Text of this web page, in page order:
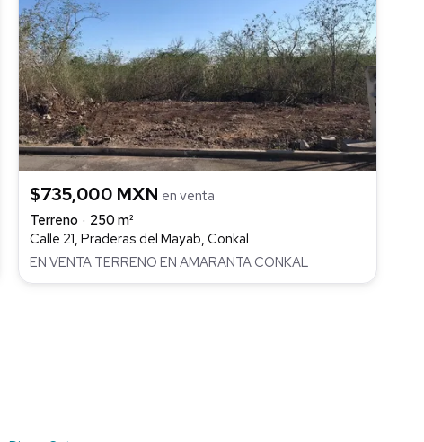
$735,000 MXN en venta
Terreno
250 m²
Calle 21, Praderas del Mayab, Conkal
EN VENTA TERRENO EN AMARANTA CONKAL